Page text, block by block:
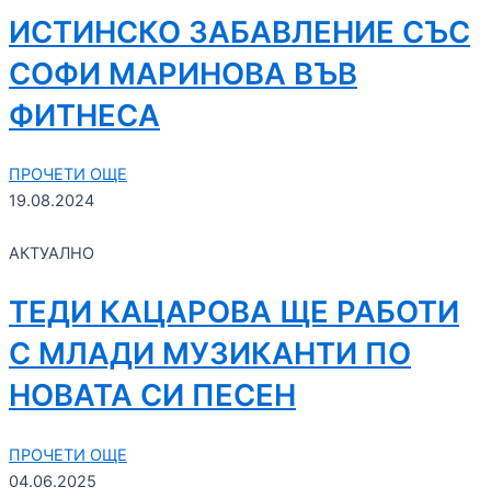
ИСТИНСКО ЗАБАВЛЕНИЕ СЪС
СОФИ МАРИНОВА ВЪВ
ФИТНЕСА
ПРОЧЕТИ ОЩЕ
19.08.2024
АКТУАЛНО
ТЕДИ КАЦАРОВА ЩЕ РАБОТИ
С МЛАДИ МУЗИКАНТИ ПО
НОВАТА СИ ПЕСЕН
ПРОЧЕТИ ОЩЕ
04.06.2025